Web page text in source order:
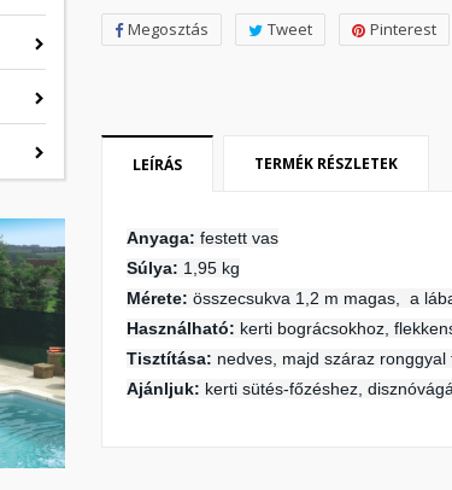
Megosztás Tweet Pinterest
LEÍRÁS TERMÉK RÉSZLETEK
Anyaga:festett vas
Súlya: 1,95 kg
Mérete:összecsukva 1,2 m magas, a
Használható: kerti bográcsokhoz,
Tisztítása: nedves, majd száraz
Ajánljuk: kerti sütés-főzéshez,
My wishlists
add_circle_outline Create new list
Kívánságlista neve
Bejelentkezés
Be kell jelentkezned a